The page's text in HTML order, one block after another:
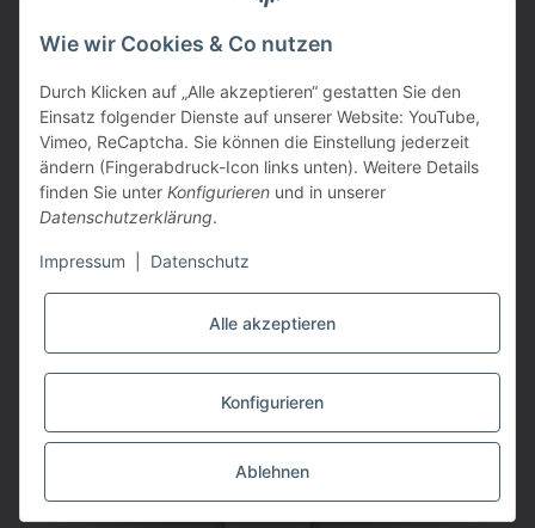
PARTNER
VERTRAG WIDERRUFEN
Powered byJTL-Shop|TECHNIK JTL-Shop Template
Wie wir Cookies & Co nutzen
Durch Klicken auf „Alle akzeptieren“ gestatten Sie den
Einsatz folgender Dienste auf unserer Website: YouTube,
Vimeo, ReCaptcha. Sie können die Einstellung jederzeit
ändern (Fingerabdruck-Icon links unten). Weitere Details
finden Sie unter Konfigurieren und in unserer
Datenschutzerklärung.
Impressum Datenschutz
Alle akzeptieren
Konfigurieren
Ablehnen